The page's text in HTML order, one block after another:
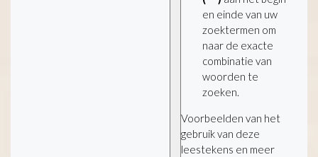
en einde van uw
zoektermen om
naar de exacte
combinatie van
woorden te
zoeken.
Voorbeelden van het
gebruik van deze
leestekens en meer